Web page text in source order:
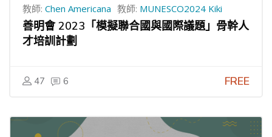
教師: Chen Americana 教師: MUNESCO2024 Kiki
善明會 2023「模擬聯合國與國際議題」骨幹人
才培訓計劃
47 6 FREE